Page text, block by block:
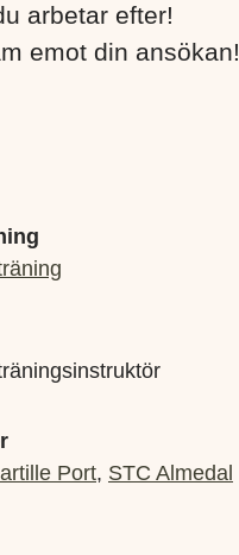
arbetar efter!
emot din ansökan!
Port, STC Almedal